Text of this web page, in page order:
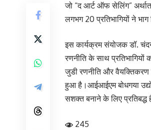
जो “द आर्ट ऑफ सेलिंग”
लगभग 20 प्रतिभागियों ने भाग
इस कार्यक्रम संयोजक डॉ.
रणनीति के साथ प्रतिभागियों
जुडी रणनीति और वैयक्तिकरण
हुआ है।आईआईएम बोधगया
सशक्त बनाने के लिए प्रतिबद्ध
245